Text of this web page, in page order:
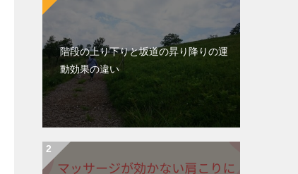
階段の上り下りと坂道の昇り降りの運
動効果の違い